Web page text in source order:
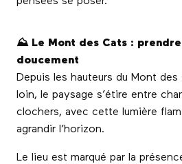
⛰️ Le Mont des Cats :
doucement
Depuis les hauteurs du Mont
loin, le paysage s’étire entre
clochers, avec cette lumière
agrandir l’horizon.
Le lieu est marqué par la